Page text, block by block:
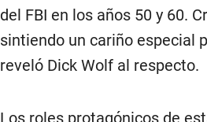
del FBI en los años 50 y 60.
sintiendo un cariño especial
reveló Dick Wolf al respecto.
Los roles protagónicos de